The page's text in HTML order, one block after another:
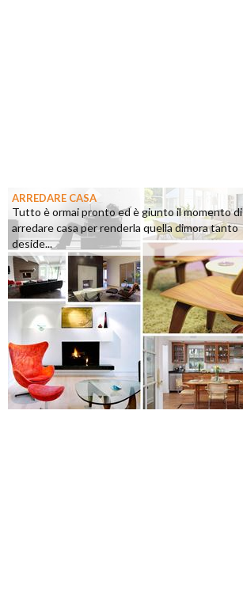
ARREDARE CASA
Tutto è ormai pronto ed è giunto il momento di
arredare casa per renderla quella dimora tanto
deside...